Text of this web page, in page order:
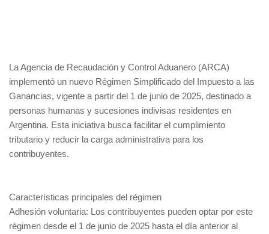
La Agencia de Recaudación y Control Aduanero (ARCA)
implementó un nuevo Régimen Simplificado del Impuesto a las
Ganancias, vigente a partir del 1 de junio de 2025, destinado a
personas humanas y sucesiones indivisas residentes en
Argentina. Esta iniciativa busca facilitar el cumplimiento
tributario y reducir la carga administrativa para los
contribuyentes.
Características principales del régimen
Adhesión voluntaria: Los contribuyentes pueden optar por este
régimen desde el 1 de junio de 2025 hasta el día anterior al